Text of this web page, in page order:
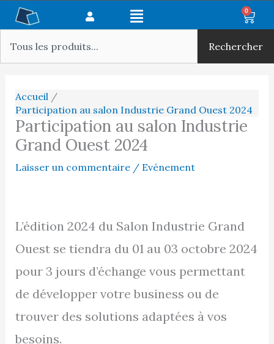
Aller
contenu
Main
0
Rechercher
Accueil
Participation au salon Industrie Grand Ouest 2024
Participation au salon Industrie
Grand Ouest 2024
Laisser un commentaire / Evénement
L’édition 2024 du Salon Industrie Grand
Ouest se tiendra du 01 au 03 octobre 2024
pour 3 jours d’échange vous permettant
de développer votre business ou de
trouver des solutions adaptées à vos
besoins.